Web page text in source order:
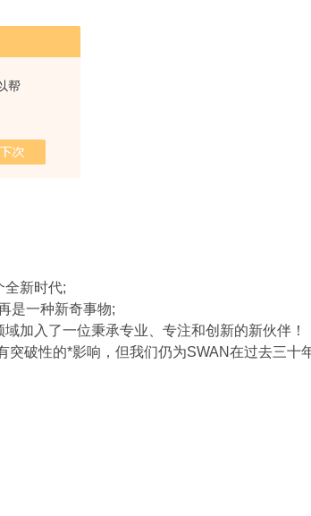
帮
全新时代;
是一种新奇事物;
加入了一位秉承专业、专注和创新的新伙伴！
破性的*影响，但我们仍为SWAN在过去三十